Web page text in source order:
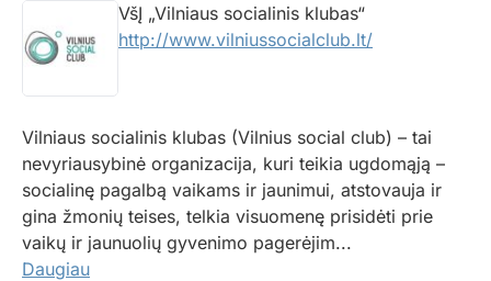
VšĮ „Vilniaus socialinis klubas“
http://www.vilniussocialclub.lt/
Vilniaus socialinis klubas (Vilnius social club) – tai
nevyriausybinė organizacija, kuri teikia ugdomąją –
socialinę pagalbą vaikams ir jaunimui, atstovauja ir
gina žmonių teises, telkia visuomenę prisidėti prie
vaikų ir jaunuolių gyvenimo pagerėjim...
Daugiau